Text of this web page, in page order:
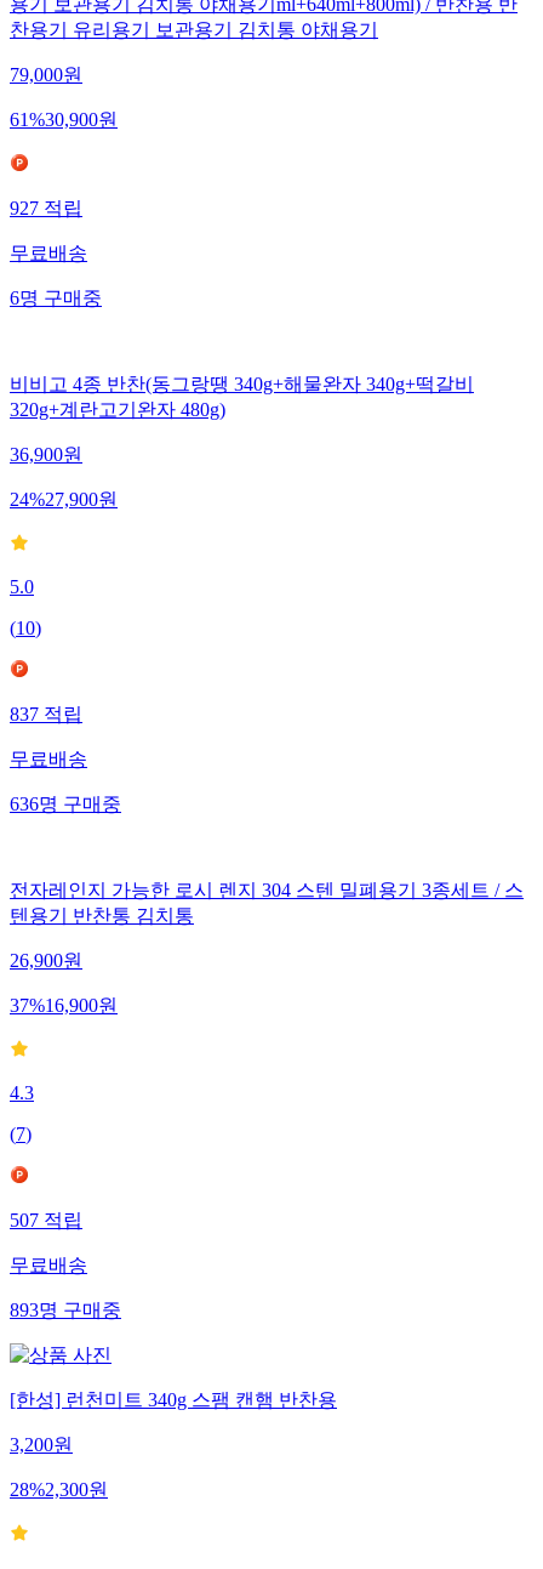
용기 보관용기 김치통 야채용기ml+640ml+800ml) / 반찬용 반
찬용기 유리용기 보관용기 김치통 야채용기
79,000원
61%30,900원
927적립
무료배송
6명구매중
비비고 4종 반찬(동그랑땡 340g+해물완자 340g+떡갈비
320g+계란고기완자 480g)
36,900원
24%27,900원
5.0
(10)
837적립
무료배송
636명구매중
전자레인지 가능한 로시 렌지 304 스텐 밀폐용기 3종세트 / 스
텐용기 반찬통 김치통
26,900원
37%16,900원
4.3
(7)
507적립
무료배송
893명구매중
[한성] 런천미트 340g 스팸 캔햄 반찬용
3,200원
28%2,300원